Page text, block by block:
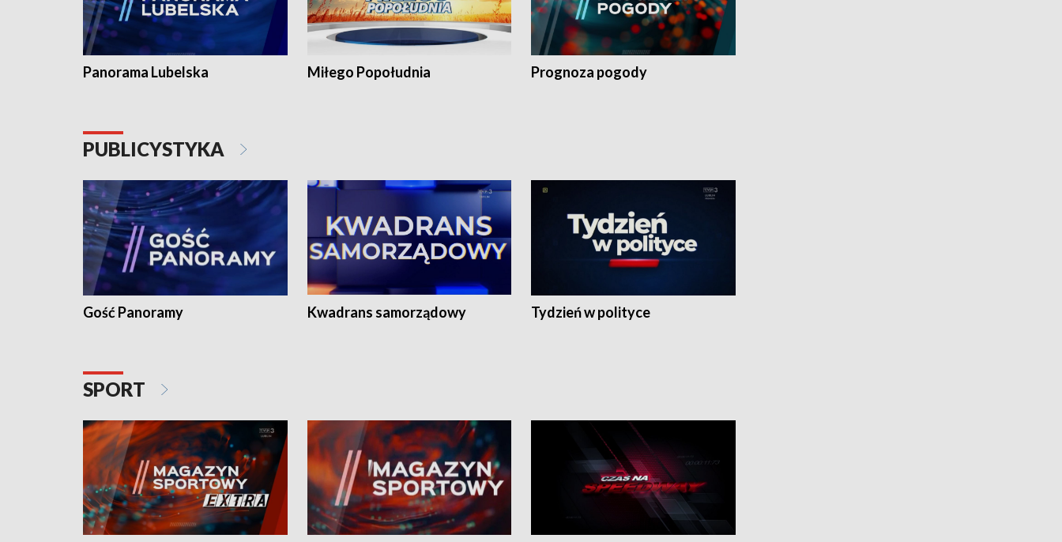
Panorama Lubelska Miłego Popołudnia Prognoza pogody
PUBLICYSTYKA
Gość Panoramy Kwadrans samorządowy Tydzień w polityce
SPORT